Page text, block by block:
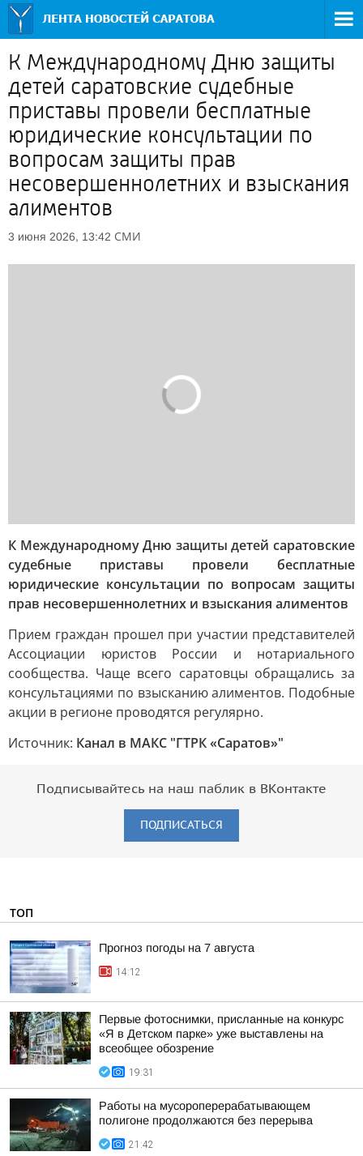
К Международному Дню защиты
детей саратовские судебные
приставы провели бесплатные
юридические консультации по
вопросам защиты прав
несовершеннолетних и взыскания
алиментов
3 июня 2026, 13:42 СМИ
К Международному Дню защиты детей саратовские
судебные приставы провели бесплатные
юридические консультации по вопросам защиты
прав несовершеннолетних и взыскания алиментов
Прием граждан прошел при участии представителей
Ассоциации юристов России и нотариального
сообщества. Чаще всего саратовцы обращались за
консультациями по взысканию алиментов. Подобные
акции в регионе проводятся регулярно.
Источник: Канал в МАКС "ГТРК «Саратов»"
Подписывайтесь на наш паблик в ВКонтакте
ПОДПИСАТЬСЯ
ТОП
Прогноз погоды на 7 августа
14:12
Первые фотоснимки, присланные на конкурс
«Я в Детском парке» уже выставлены на
всеобщее обозрение
19:31
Работы на мусороперерабатывающем
полигоне продолжаются без перерыва
21:42